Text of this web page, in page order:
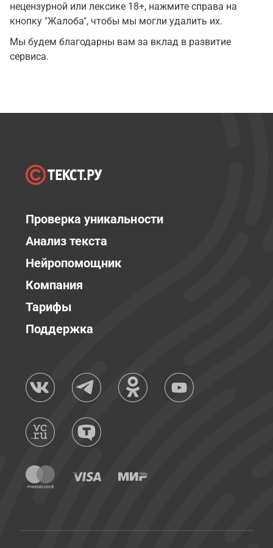
нецензурной или лексике 18+, нажмите справа на
кнопку "Жалоба", чтобы мы могли удалить их.
Мы будем благодарны вам за вклад в развитие
сервиса.
Проверка уникальности
Анализ текста
Нейропомощник
Компания
Тарифы
Поддержка